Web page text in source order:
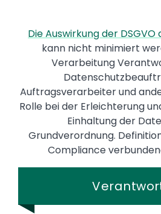
Die Auswirkung der
kann nicht minimiert
Verarbeitung
Auftragsverarbeiter und
Rolle bei der Erleichterung
Einhaltung der
Grundverordnung.
Compliance